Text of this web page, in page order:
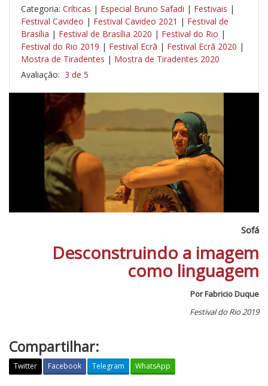
Categoria: Críticas | Especial Bruno Safadi | Festivais |
Festival Cavideo | Festival Cavideo 2021 | Festival de
Brasília | Festival de Brasília 2020 | Festival do Rio |
Festival do Rio 2019 | Festival Ecrã | Festival Ecrã 2020 |
Mostra de Tiradentes | Mostra de Tiradentes 2020
Avaliação: 3 de 5
Sofá
Desconstruindo a imagem
como linguagem
Por Fabricio Duque
Festival do Rio 2019
Compartilhar:
Twitter Facebook Telegram WhatsApp